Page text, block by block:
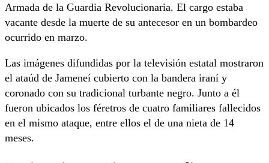
Armada de la Guardia Revolucionaria. El cargo estaba
vacante desde la muerte de su antecesor en un bombardeo
ocurrido en marzo.
Las imágenes difundidas por la televisión estatal mostraron
el ataúd de Jameneí cubierto con la bandera iraní y
coronado con su tradicional turbante negro. Junto a él
fueron ubicados los féretros de cuatro familiares fallecidos
en el mismo ataque, entre ellos el de una nieta de 14
meses.